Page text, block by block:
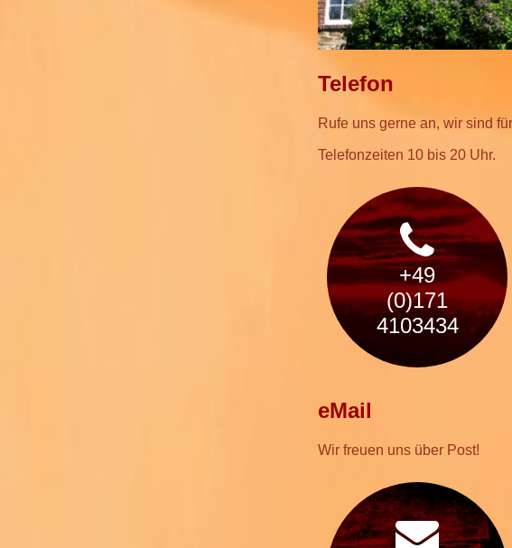
Telefon
Rufe uns gerne an, wir sind
Telefonzeiten 10 bis 20 Uhr.
+49
(0)171
4103434
eMail
Wir freuen uns über Post!